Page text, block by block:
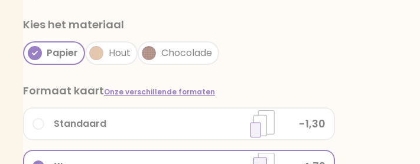
Kies het materiaal
Papier Hout Chocolade
Formaat kaartOnze verschillende formaten
Standaard -1,30